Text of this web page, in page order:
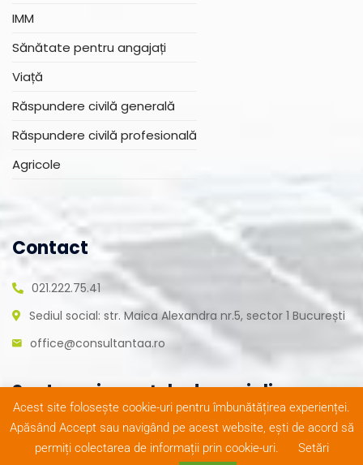
IMM
Sănătate pentru angajați
Viață
Răspundere civilă generală
Răspundere civilă profesională
Agricole
Contact
021.222.75.41
Sediul social: str. Maica Alexandra nr.5, sector 1 București
office@consultantaa.ro
Suntem și pe rețele de socializare
Acest site folosește cookie-uri pentru îmbunătățirea experienței.
Apăsând Accept sau navigând pe acest website, ești de acord să
permiți colectarea de informații prin cookie-uri.
Setări